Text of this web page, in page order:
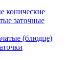
конические
заточные
(блюдце)